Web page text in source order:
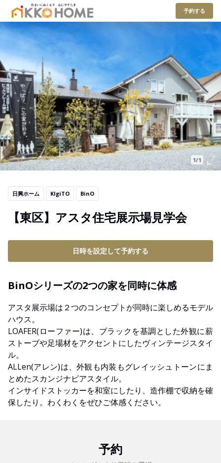
予約する
1/1
日興ホーム KIgiTO BinO
【東区】アスタ住宅展示場見学会
日時を設定して予約する
BinOシリーズの2つの家を同時に体感
アスタ展示場は２つのコンセプトが同時に楽しめるモデル
ハウス。
LOAFER(ローファー)は、ブラックを基調とした外観に薪
ストーブや足場材をアクセントにしたヴィンテージスタイ
ル。
ALLen(アレン)は、外観も内装もグレイッシュトーンにま
とめたスカンジナビアスタイル。
インサイドストッカーを和室にしたり、造作棚で収納を確
保したり。わくわくをぜひご体感ください。
予約